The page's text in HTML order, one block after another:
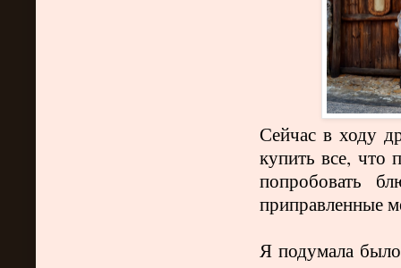
Сейчас в ходу
купить все,
попробовать
приправленные
Я подумала было